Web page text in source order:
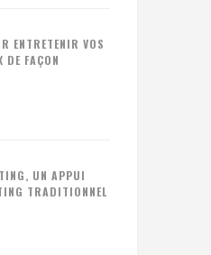
ENTRETENIR VOS
DE FAÇON
UN APPUI
TRADITIONNEL